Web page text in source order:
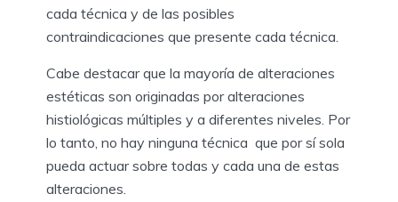
cada técnica y de las posibles
contraindicaciones que presente cada técnica.
Cabe destacar que la mayoría de alteraciones
estéticas son originadas por alteraciones
histiológicas múltiples y a diferentes niveles. Por
lo tanto, no hay ninguna técnica que por sí sola
pueda actuar sobre todas y cada una de estas
alteraciones.